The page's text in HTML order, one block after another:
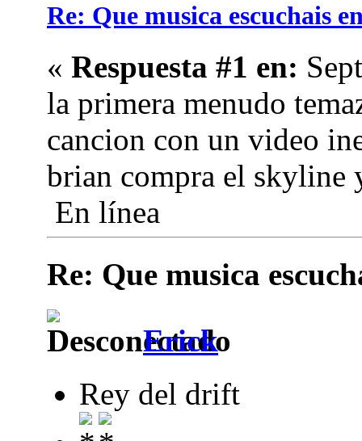
Re: Que musica escuchais
« Respuesta #1 en:
la primera menudo
cancion con un video
brian compra el skyline
En línea
Re: Que musica
Erick
Rey del drift